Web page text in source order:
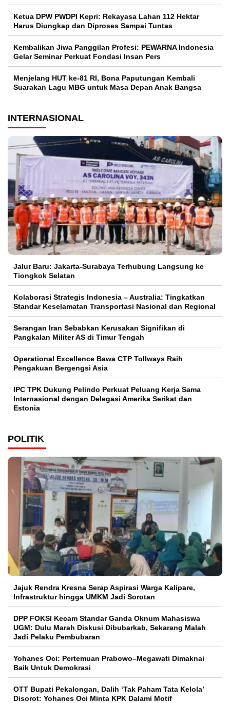
Ketua DPW PWDPI Kepri: Rekayasa Lahan 112 Hektar
Harus Diungkap dan Diproses Sampai Tuntas
Kembalikan Jiwa Panggilan Profesi: PEWARNA Indonesia
Gelar Seminar Perkuat Fondasi Insan Pers
Menjelang HUT ke-81 RI, Bona Paputungan Kembali
Suarakan Lagu MBG untuk Masa Depan Anak Bangsa
INTERNASIONAL
Jalur Baru: Jakarta-Surabaya Terhubung Langsung ke
Tiongkok Selatan
Kolaborasi Strategis Indonesia – Australia: Tingkatkan
Standar Keselamatan Transportasi Nasional dan Regional
Serangan Iran Sebabkan Kerusakan Signifikan di
Pangkalan Militer AS di Timur Tengah
Operational Excellence Bawa CTP Tollways Raih
Pengakuan Bergengsi Asia
IPC TPK Dukung Pelindo Perkuat Peluang Kerja Sama
Internasional dengan Delegasi Amerika Serikat dan
Estonia
POLITIK
Jajuk Rendra Kresna Serap Aspirasi Warga Kalipare,
Infrastruktur hingga UMKM Jadi Sorotan
DPP FOKSI Kecam Standar Ganda Oknum Mahasiswa
UGM: Dulu Marah Diskusi Dibubarkab, Sekarang Malah
Jadi Pelaku Pembubaran
Yohanes Oci: Pertemuan Prabowo–Megawati Dimaknai
Baik Untuk Demokrasi
OTT Bupati Pekalongan, Dalih ‘Tak Paham Tata Kelola’
Disorot: Yohanes Oci Minta KPK Dalami Motif